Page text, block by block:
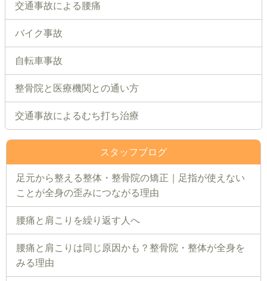
交通事故による腰痛
バイク事故
自転車事故
整骨院と医療機関との通い方
交通事故によるむち打ち治療
スタッフブログ
足元から整える整体・整骨院の矯正｜足指が使えない
ことが全身の歪みにつながる理由
腰痛と肩こりを繰り返す人へ
腰痛と肩こりは同じ原因かも？整骨院・整体が全身を
みる理由